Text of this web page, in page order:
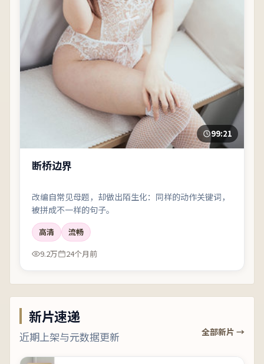
99:21
断桥边界
改编自常见母题，却做出陌生化：同样的动作关键词，
被拼成不一样的句子。
高清
流畅
9.2万
24个月前
新片速递
近期上架与元数据更新 全部新片 →